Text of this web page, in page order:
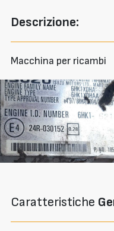
Descrizione:
Macchina per ricambi
Caratteristiche